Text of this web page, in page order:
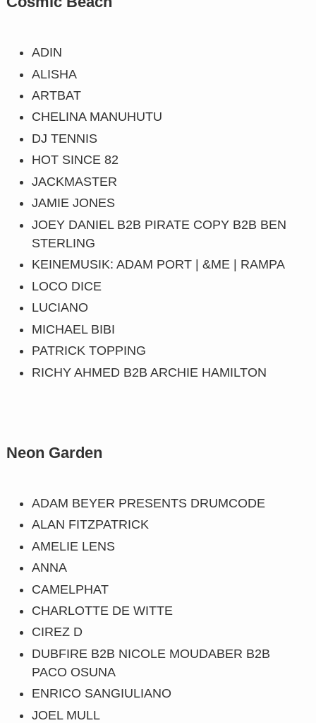
ADIN
ALISHA
ARTBAT
CHELINA MANUHUTU
DJ TENNIS
HOT SINCE 82
JACKMASTER
JAMIE JONES
JOEY DANIEL B2B PIRATE COPY B2B BEN
STERLING
KEINEMUSIK: ADAM PORT | &ME | RAMPA
LOCO DICE
LUCIANO
MICHAEL BIBI
PATRICK TOPPING
RICHY AHMED B2B ARCHIE HAMILTON
Neon Garden
ADAM BEYER PRESENTS DRUMCODE
ALAN FITZPATRICK
AMELIE LENS
ANNA
CAMELPHAT
CHARLOTTE DE WITTE
CIREZ D
DUBFIRE B2B NICOLE MOUDABER B2B
PACO OSUNA
ENRICO SANGIULIANO
JOEL MULL